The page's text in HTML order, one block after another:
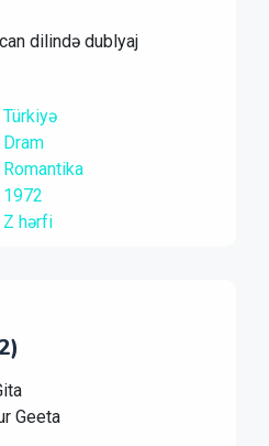
dilində dublyaj
Türkiyə
Dram
Romantika
1972
Z hərfi
Geeta